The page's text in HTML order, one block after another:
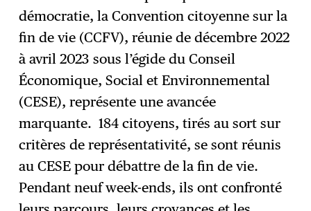
démocratie, la Convention citoyenne sur la
fin de vie (CCFV), réunie de décembre 2022
à avril 2023 sous l’égide du Conseil
Économique, Social et Environnemental
(CESE), représente une avancée
marquante. 184 citoyens, tirés au sort sur
critères de représentativité, se sont réunis
au CESE pour débattre de la fin de vie.
Pendant neuf week-ends, ils ont confronté